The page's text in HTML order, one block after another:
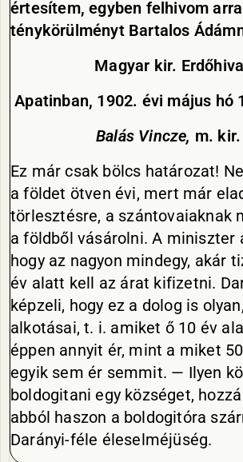
értesítem, egyben felhivom
ténykörülményt Bartalos
Magyar kir.
Apatinban, 1902. évi május hó
Balás Vincze, m.
Ez már csak bölcs határozat!
a földet ötven évi, mert már
törlesztésre, a szántovaiaknak
a földből vásárolni. A miniszter
hogy az nagyon mindegy, akár
év alatt kell az árat kifizetni.
képzeli, hogy ez a dolog is
alkotásai, t. i. amiket ő 10 év
éppen annyit ér, mint a miket
egyik sem ér semmit. — Ilyen
boldogitani egy községet,
abból haszon a boldogitóra
Darányi-féle éleselméjüség.